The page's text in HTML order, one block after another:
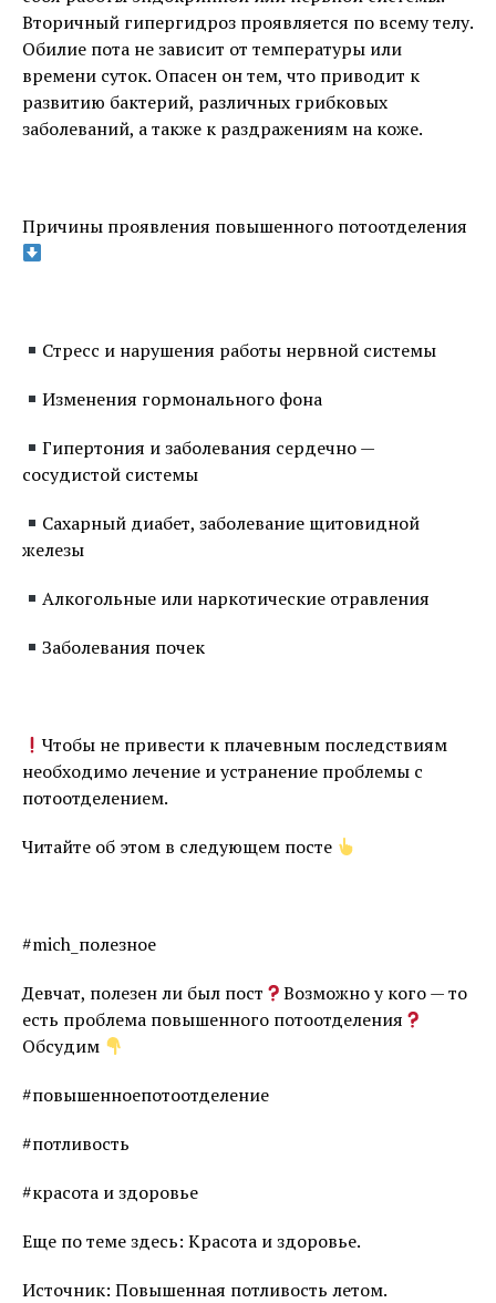
Вторичный гипергидроз проявляется по всему телу.
Обилие пота не зависит от температуры или
времени суток. Опасен он тем, что приводит к
развитию бактерий, различных грибковых
заболеваний, а также к раздражениям на коже.
Причины проявления повышенного потоотделения
Стресс и нарушения работы нервной системы
Изменения гормонального фона
Гипертония и заболевания сердечно —
сосудистой системы
Сахарный диабет, заболевание щитовидной
железы
Алкогольные или наркотические отравления
Заболевания почек
Чтобы не привести к плачевным последствиям
необходимо лечение и устранение проблемы с
потоотделением.
Читайте об этом в следующем посте
#mich_полезное ⠀
Девчат, полезен ли был пост
Возможно у кого — то
есть проблема повышенного потоотделения
Обсудим
#повышенноепотоотделение
#потливость
#красота и здоровье
Еще по теме здесь: Красота и здоровье.
Источник: Повышенная потливость летом.